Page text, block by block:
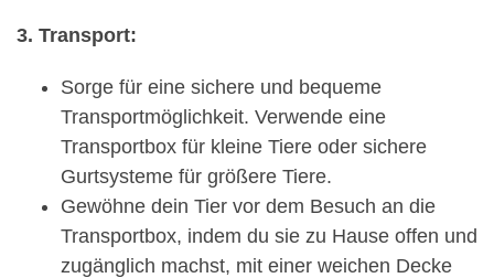
3. Transport:
Sorge für eine sichere und bequeme
Transportmöglichkeit. Verwende eine
Transportbox für kleine Tiere oder sichere
Gurtsysteme für größere Tiere.
Gewöhne dein Tier vor dem Besuch an die
Transportbox, indem du sie zu Hause offen und
zugänglich machst, mit einer weichen Decke